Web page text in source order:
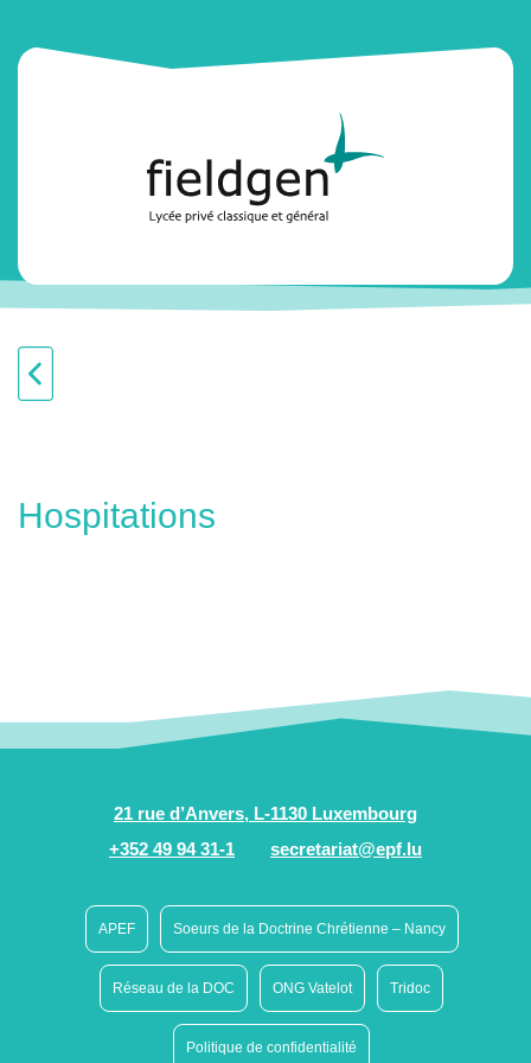
Hospitations
21 rue d’Anvers, L-1130 Luxembourg
+352 49 94 31-1
secretariat@epf.lu
APEF Soeurs de la Doctrine Chrétienne – Nancy
Réseau de la DOC ONG Vatelot Tridoc
Politique de confidentialité